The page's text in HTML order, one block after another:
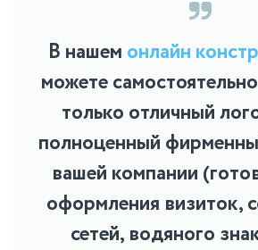
В нашем онлайн
можете
только отличный
полноценный
вашей компании
оформления визиток,
сетей, водяного